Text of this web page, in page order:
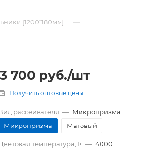
[1200*180мм] —
3 700 руб./шт
Получить оптовые цены
рассеивателя — Микропризма
Микропризма
Матовый
температура, К — 4000